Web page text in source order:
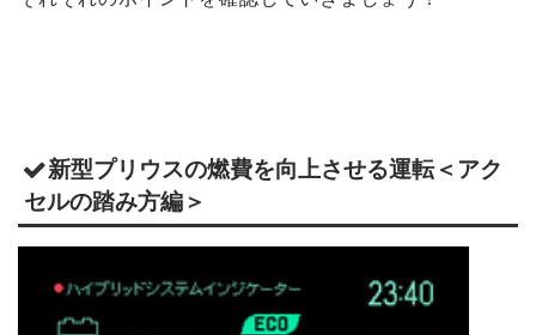
新型プリウスの燃費を向上させる運転＜アク
セルの踏み方編＞